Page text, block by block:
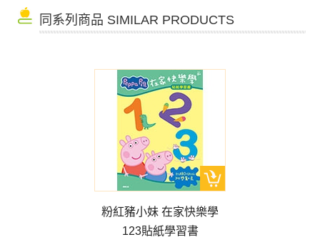
同系列商品 SIMILAR PRODUCTS
粉紅豬小妹 在家快樂學
123貼紙學習書